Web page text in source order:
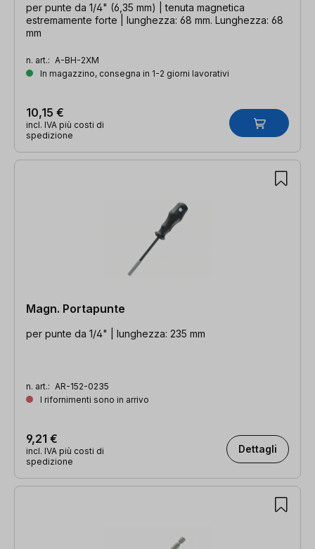
per punte da 1/4" (6,35 mm) | tenuta magnetica
estremamente forte | lunghezza: 68 mm. Lunghezza: 68
mm
n. art.: A-BH-2XM
In magazzino, consegna in 1-2 giorni lavorativi
10,15 €
incl. IVA più costi di
spedizione
Magn. Portapunte
per punte da 1/4" | lunghezza: 235 mm
n. art.: AR-152-0235
I rifornimenti sono in arrivo
9,21 €
incl. IVA più costi di
spedizione
Dettagli